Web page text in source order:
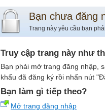
Bạn chưa đăng
Trang này yêu cầu bạn
Truy cập trang này như
Bạn phải mở trang đăng nhập,
khẩu đã đăng ký rồi nhấn nút
Bạn làm gì tiếp theo?
Mở trang đăng nhập